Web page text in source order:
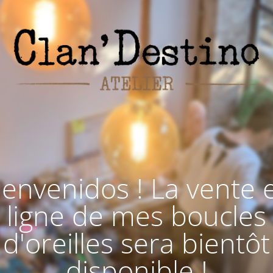
! La vente
ligne de mes boucles
d'oreilles sera bientôt